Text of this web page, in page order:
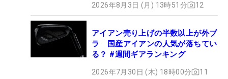
2026年8月3日 (月) 13時51分 12
アイアン売り上げの半数以上が外ブ
ラ 国産アイアンの人気が落ちてい
る？ #週間ギアランキング
2026年7月30日 (木) 18時00分 11